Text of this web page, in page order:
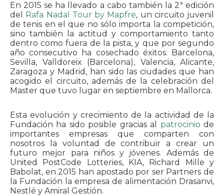
En 2015 se ha llevado a cabo también la 2ª edición
del Rafa Nadal Tour by Mapfre, un circuito juvenil
de tenis en el que no sólo importa la competición,
sino también la actitud y comportamiento tanto
dentro como fuera de la pista, y que por segundo
año consecutivo ha cosechado éxitos. Barcelona,
Sevilla, Valldoreix (Barcelona), Valencia, Alicante,
Zaragoza y Madrid, han sido las ciudades que han
acogido el circuito, además de la celebración del
Master que tuvo lugar en septiembre en Mallorca.
Esta evolución y crecimiento de la actividad de la
Fundación ha sido posible gracias al patrocinio de
importantes empresas que comparten con
nosotros la voluntad de contribuir a crear un
futuro mejor para niños y jóvenes. Además de
United PostCode Lotteries, KIA, Richard Mille y
Babolat, en 2015 han apostado por ser Partners de
la Fundación la empresa de alimentación Drasanvi,
Nestlé y Amiral Gestión.